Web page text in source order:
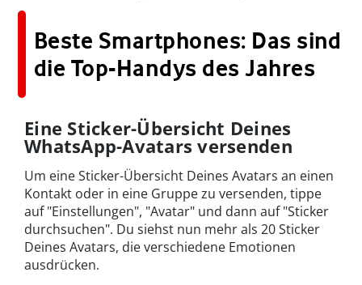
Beste Smartphones: Das sind
die Top-Handys des Jahres
Eine Sticker-Übersicht Deines
WhatsApp-Avatars versenden
Um eine Sticker-Übersicht Deines Avatars an einen
Kontakt oder in eine Gruppe zu versenden, tippe
auf "Einstellungen", "Avatar" und dann auf "Sticker
durchsuchen". Du siehst nun mehr als 20 Sticker
Deines Avatars, die verschiedene Emotionen
ausdrücken.